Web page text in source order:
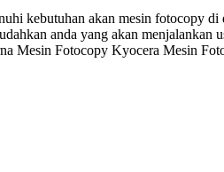
kebutuhan akan mesin fotocopy
anda yang akan
Mesin Fotocopy Kyocera Mesin